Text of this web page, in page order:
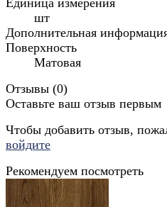
шт
Дополнительная
Поверхность
Матовая
Отзывы (0)
Оставьте ваш отзыв первым
Чтобы добавить отзыв,
войдите
Рекомендуем посмотреть